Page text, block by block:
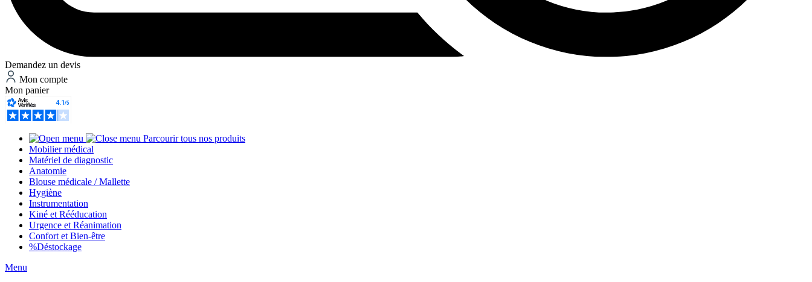
Demandez un devis
Mon compte
Mon panier
Parcourir tous nos produits
Mobilier médical
Matériel de diagnostic
Anatomie
Blouse médicale / Mallette
Hygiène
Instrumentation
Kiné et Rééducation
Urgence et Réanimation
Confort et Bien-être
%Déstockage
Menu